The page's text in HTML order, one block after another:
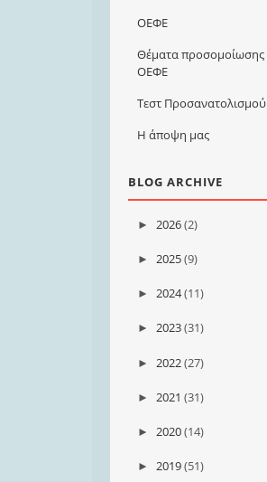
ΟΕΦΕ
Θέματα προσομοίωσης
ΟΕΦΕ
Τεστ Προσανατολισμού
Η άποψη μας
BLOG ARCHIVE
► 2026(2)
► 2025(9)
► 2024(11)
► 2023(31)
► 2022(27)
► 2021 (31)
► 2020(14)
► 2019(51)